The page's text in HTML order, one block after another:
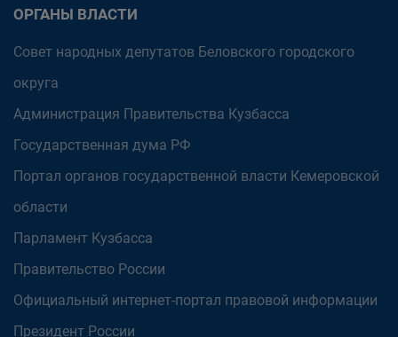
ОРГАНЫ ВЛАСТИ
Совет народных депутатов Беловского городского
округа
Администрация Правительства Кузбасса
Государственная дума РФ
Портал органов государственной власти Кемеровской
области
Парламент Кузбасса
Правительство России
Официальный интернет-портал правовой информации
Президент России